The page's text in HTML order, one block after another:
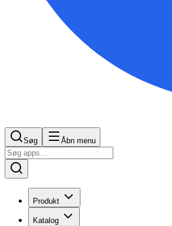
Søg Åbn menu
Produkt
Katalog